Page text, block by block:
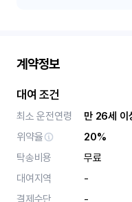
계약정보
대여 조건
최소 운전연령
만 26세 이
위약율
20%
탁송비용
무료
대여지역
-
결제수단
-